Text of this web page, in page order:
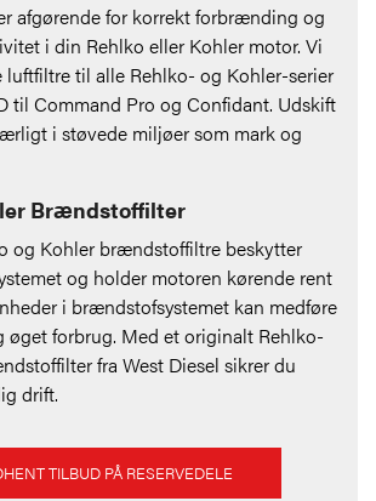
afgørende for korrekt forbrænding og
i din Rehlko eller Kohler motor. Vi
luftfiltre til alle Rehlko- og Kohler-serier
til Command Pro og Confidant. Udskift
i støvede miljøer som mark og
Brændstoffilter
og Kohler brændstoffiltre beskytter
og holder motoren kørende rent
i brændstofsystemet kan medføre
øget forbrug. Med et originalt Rehlko-
fra West Diesel sikrer du
drift.
TILBUD PÅ RESERVEDELE